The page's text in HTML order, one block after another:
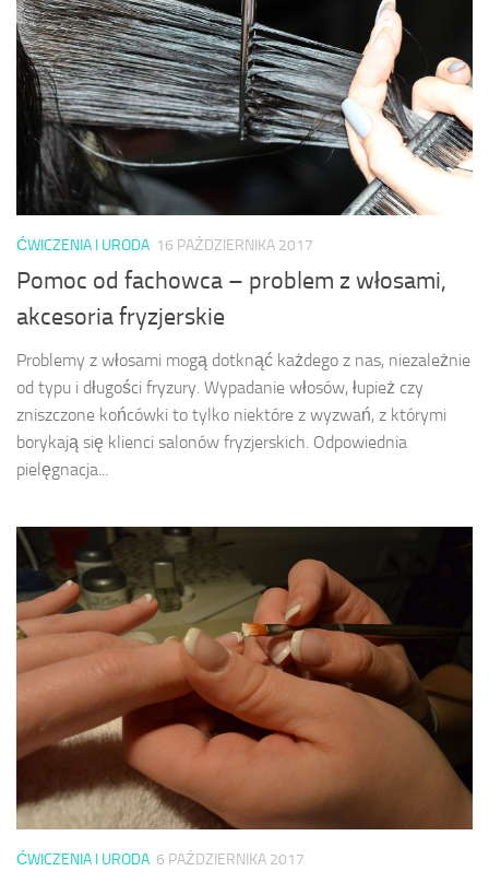
ĆWICZENIA I URODA 16 PAŹDZIERNIKA 2017
Pomoc od fachowca – problem z włosami,
akcesoria fryzjerskie
Problemy z włosami mogą dotknąć każdego z nas, niezależnie
od typu i długości fryzury. Wypadanie włosów, łupież czy
zniszczone końcówki to tylko niektóre z wyzwań, z którymi
borykają się klienci salonów fryzjerskich. Odpowiednia
pielęgnacja...
ĆWICZENIA I URODA 6 PAŹDZIERNIKA 2017